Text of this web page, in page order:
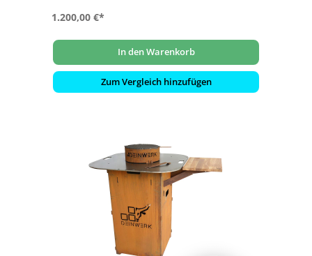
1.200,00 €*
In den Warenkorb
Zum Vergleich hinzufügen